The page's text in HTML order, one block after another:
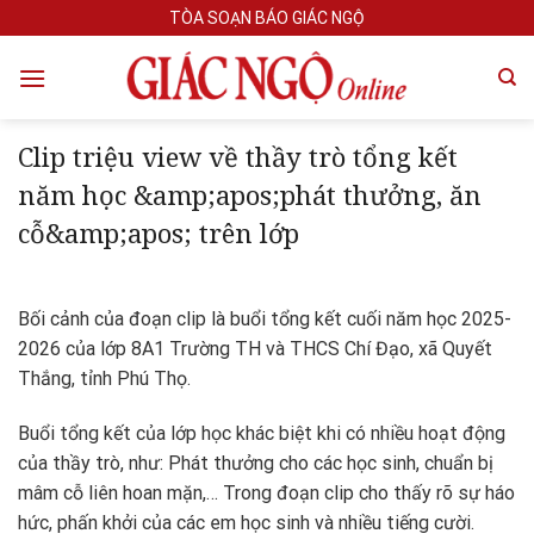
to
content
TÒA SOẠN BÁO GIÁC NGỘ
Clip triệu view về thầy trò tổng kết
năm học &amp;apos;phát thưởng, ăn
cỗ&amp;apos; trên lớp
Bối cảnh của đoạn clip là buổi tổng kết cuối năm học 2025-
2026 của lớp 8A1 Trường TH và THCS Chí Đạo, xã Quyết
Thắng, tỉnh Phú Thọ.
Buổi tổng kết của lớp học khác biệt khi có nhiều hoạt động
của thầy trò, như: Phát thưởng cho các học sinh, chuẩn bị
mâm cỗ liên hoan mặn,… Trong đoạn clip cho thấy rõ sự háo
hức, phấn khởi của các em học sinh và nhiều tiếng cười.